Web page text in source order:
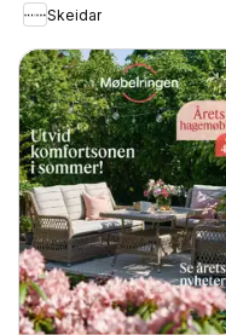
Skeidar